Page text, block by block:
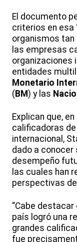
El documento
criterios en esa
organismos
las empresas
organizaciones
entidades
Monetario
( BM ) y las
Explican que,
calificadoras
internacional,
dado a conocer
desempeño
las cuales han
perspectivas
“Cabe destacar
país logró una
grandes
fue